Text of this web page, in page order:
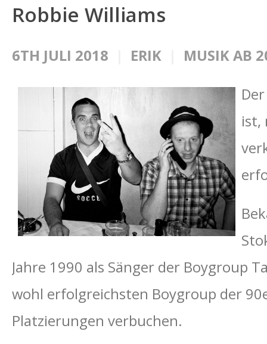
Robbie Williams
6TH JULI 2018 ERIK MUSIK AB
ist,
Jahre 1990 als Sänger der Boygroup
wohl erfolgreichsten Boygroup der
Platzierungen verbuchen.